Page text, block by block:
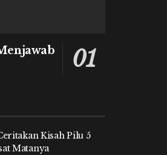
Kisah Pilu 5
Matanya